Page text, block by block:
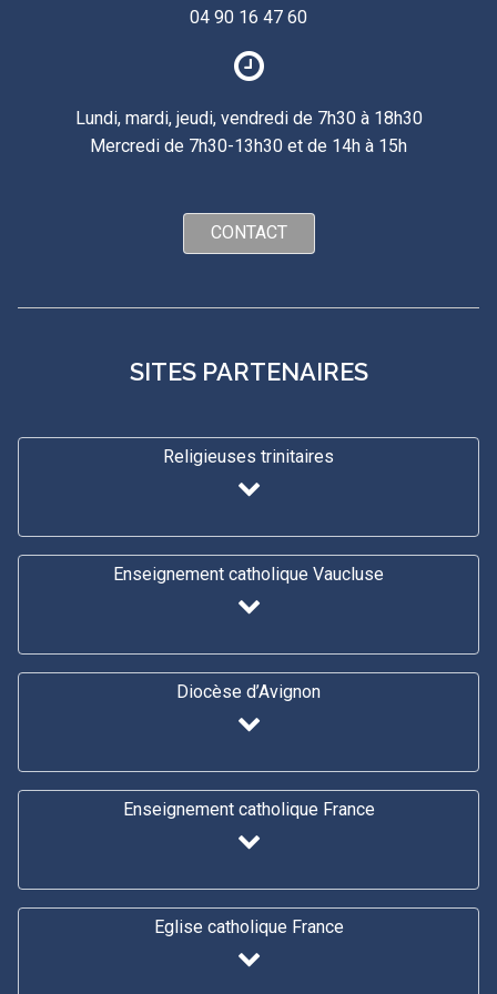
04 90 16 47 60
Lundi, mardi, jeudi, vendredi de 7h30 à 18h30
Mercredi de 7h30-13h30 et de 14h à 15h
CONTACT
SITES PARTENAIRES
Religieuses trinitaires
Enseignement catholique Vaucluse
Diocèse d’Avignon
Enseignement catholique France
Eglise catholique France